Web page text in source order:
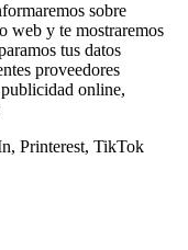
sobre
web y te mostraremos
tus datos
proveedores
online,
Printerest, TikTok